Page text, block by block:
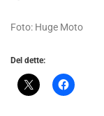
Foto: Huge Moto
Del dette: